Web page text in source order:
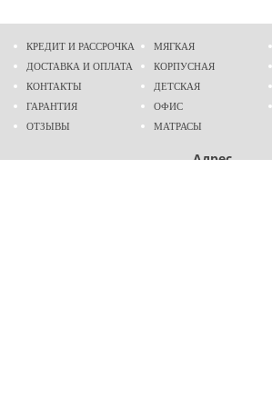
КРЕДИТ И РАССРОЧКА
ДОСТАВКА И ОПЛАТА
КОНТАКТЫ
ГАРАНТИЯ
ОТЗЫВЫ
МЯГКАЯ
КОРПУСНАЯ
ДЕТСКАЯ
ОФИС
МАТРАСЫ
Адрес